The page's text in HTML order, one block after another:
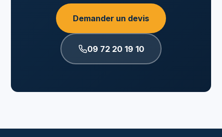
Demander un devis
09 72 20 19 10